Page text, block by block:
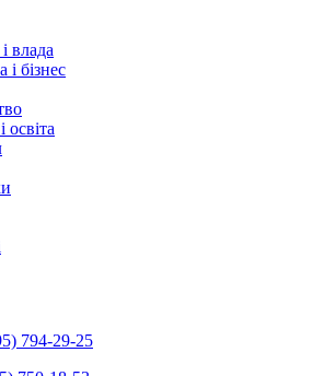
влада
і бізнес
освіта
794-29-25